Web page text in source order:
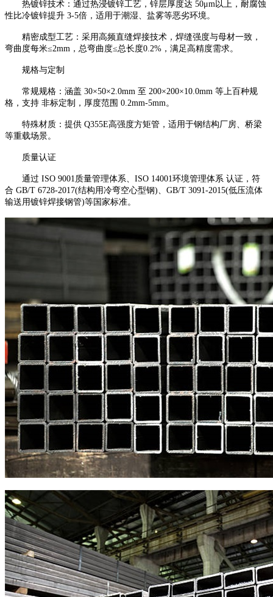
热镀锌技术：通过热浸镀锌工艺，锌层厚度达 50μm以上，耐腐蚀
性比冷镀锌提升 3-5倍，适用于潮湿、盐雾等恶劣环境。
精密成型工艺：采用高频直缝焊接技术，焊缝强度与母材一致，
弯曲度每米≤2mm，总弯曲度≤总长度0.2%，满足高精度需求。
规格与定制
常规规格：涵盖 30×50×2.0mm 至 200×200×10.0mm 等上百种规
格，支持 非标定制，厚度范围 0.2mm-5mm。
特殊材质：提供 Q355E高强度方矩管，适用于钢结构厂房、桥梁
等重载场景。
质量认证
通过 ISO 9001质量管理体系、ISO 14001环境管理体系 认证，符
合 GB/T 6728-2017(结构用冷弯空心型钢)、GB/T 3091-2015(低压流体
输送用镀锌焊接钢管)等国家标准。